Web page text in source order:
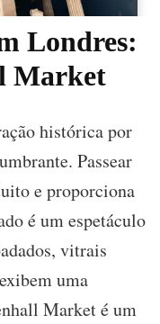
Londres:
Market
histórica por
Passear
e proporciona
é um espetáculo
vitrais
uma
Market é um